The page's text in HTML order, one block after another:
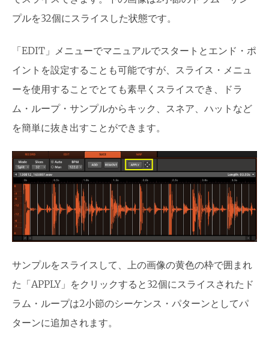
プルを32個にスライスした状態です。
「EDIT」メニューでマニュアルでスタートとエンド・ポ
イントを設定することも可能ですが、スライス・メニュ
ーを使用することでとても素早くスライスでき、ドラ
ム・ループ・サンプルからキック、スネア、ハットなど
を簡単に抜き出すことができます。
サンプルをスライスして、上の画像の黄色の枠で囲まれ
た「APPLY」をクリックすると32個にスライスされたド
ラム・ループは2小節のシーケンス・パターンとしてパ
ターンに追加されます。